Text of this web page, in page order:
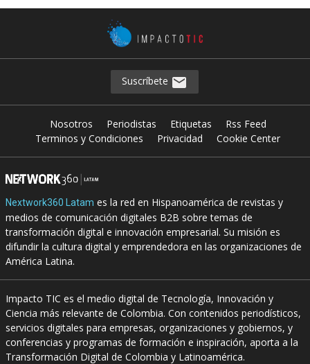
Suscríbete
Nosotros Periodistas Etiquetas
Rss Feed
Terminos y Condiciones
Privacidad Cookie Center
Nextwork360 Latam es la red en Hispanoamérica de revistas y
medios de comunicación digitales B2B sobre temas de
transformación digital e innovación empresarial. Su misión es
difundir la cultura digital y emprendedora en las organizaciones de
América Latina.
Impacto TIC es el medio digital de Tecnología, Innovación y
Ciencia más relevante de Colombia. Con contenidos periodísticos,
servicios digitales para empresas, organizaciones y gobiernos, y
conferencias y programas de formación e inspiración, aporta a la
Transformación Digital de Colombia y Latinoamérica.